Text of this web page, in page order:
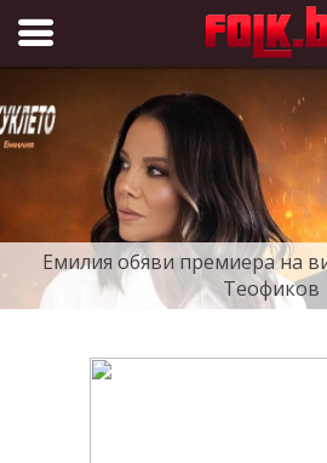
Folk.bg
Емилия обяви премиера на
Теофиков